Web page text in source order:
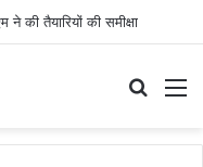
ने की तैयारियों की समीक्षा